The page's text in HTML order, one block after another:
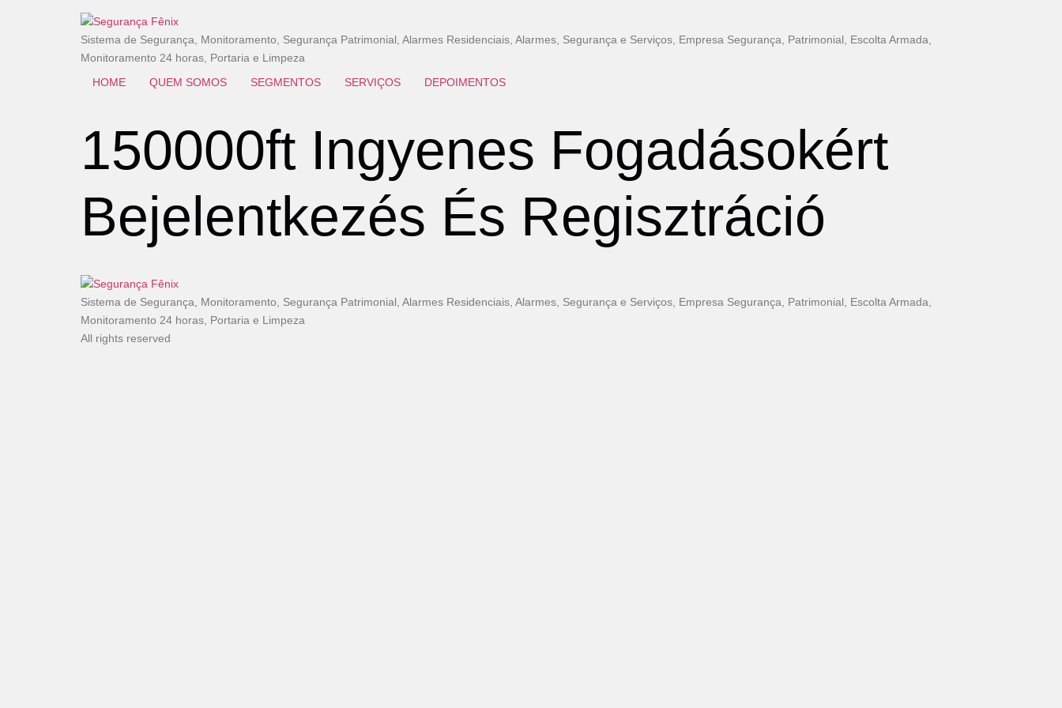
Sistema de Segurança, Monitoramento, Segurança Patrimonial, Alarmes Residenciais, Alarmes, Segurança e Serviços, Empresa Segurança, Patrimonial, Escolta Armada,
Monitoramento 24 horas, Portaria e Limpeza
HOME
QUEM SOMOS SEGMENTOS SERVIÇOS DEPOIMENTOS
150000ft Ingyenes Fogadásokért
Bejelentkezés És Regisztráció
Sistema de Segurança, Monitoramento, Segurança Patrimonial, Alarmes Residenciais, Alarmes, Segurança e Serviços, Empresa Segurança, Patrimonial, Escolta Armada,
Monitoramento 24 horas, Portaria e Limpeza
All rights reserved